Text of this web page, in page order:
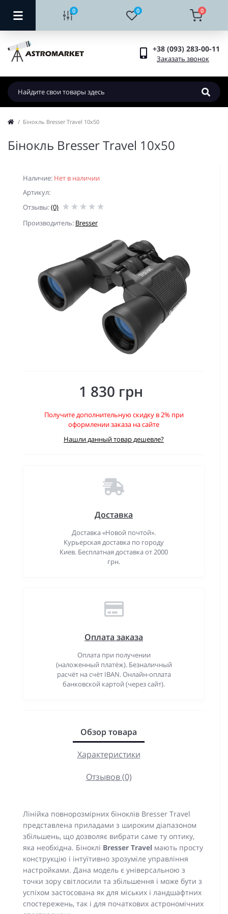
0 0 0
+38 (093) 283-00-11
Заказать звонок
Бiнокль Bresser Travel 10x50
Бiнокль Bresser Travel 10x50
Наличие: Нет в наличии
Артикул:
Отзывы:(0)
Производитель: Bresser
1 830 грн
Получите дополнительную скидку в 2% при
оформлении заказа на сайте
Нашли данный товар дешевле?
Доставка
Доставка «Новой почтой».
Курьерская доставка по городу
Киев. Бесплатная доставка от 2000
грн.
Оплата заказа
Оплата при получении
(наложенный платёж). Безналичный
расчёт на счёт IBAN. Онлайн-оплата
банковской картой (через сайт).
Обзор товара
Характеристики
Отзывов (0)
Лінійка повнорозмірних біноклів Bresser Travel
представлена ​​приладами з широким діапазоном
збільшень, що дозволяє вибрати саме ту оптику,
яка необхідна. Біноклі Bresser Travel мають просту
конструкцію і інтуїтивно зрозуміле управління
настройками. Дана модель є універсальною з
точки зору світлосили та збільшення і може бути з
успіхом застосована як для міських і ландшафтних
спостережень, так і для початкових астрономічних